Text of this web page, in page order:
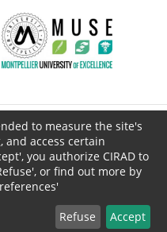
to measure the site's
and access certain
you authorize CIRAD to
or find out more by
Refuse Accept